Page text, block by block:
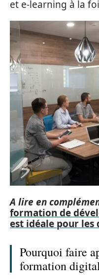
et e-learning à la
A lire en
formation de
est idéale pour les
Pourquoi faire
formation